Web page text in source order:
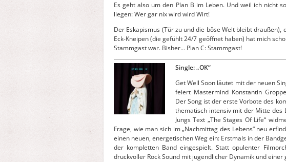
Es geht also um den Plan B im Leben. Und weil ich nicht
liegen: Wer gar nix wird wird Wirt!
Der Eskapismus (Tür zu und die böse Welt bleibt draußen),
Eck-Kneipen (die gefühlt 24/7 geöffnet haben) hat mich
Stammgast war. Bisher… Plan C: Stammgast!
Single: „OK“
Get Well Soon läutet mit der neuen
feiert Mastermind Konstantin
Der Song ist der erste Vorbote des
thematisch intensiv mit der Mitte des
Jungs Text „The Stages Of Life“
Frage, wie man sich im „Nachmittag des Lebens“ neu
einen neuen, energetischen Weg ein: Erstmals in der
der kompletten Band eingespielt. Statt opulenter
druckvoller Rock Sound mit jugendlicher Dynamik und einer